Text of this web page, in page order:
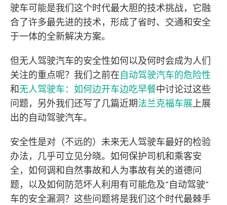
驶车可能是我们这个时代最大胆的技术挑战，它融
合了许多最先进的技术，形成了省时、交通和安全
于一体的全新解决方案。
但无人驾驶汽车的安全性如何以及何时会成为人们
关注的重点呢？我们之前在自动驾驶汽车的危险性
和无人驾驶车：如何边开车边吃早餐中讨论过这些
问题，另外我们还写了几篇近期法兰克福车展上展
出的自动驾驶汽车。
安全性是对（不远的）未来无人驾驶车最好的检验
办法，几乎可立见分晓。如何保护司机和乘客安
全，如何调和自然事故和人为事故有关的道德问
题，以及如何防范坏人利用有可能危及”自动驾驶”
车的安全漏洞？这些问题将是我们这个时代最棘手